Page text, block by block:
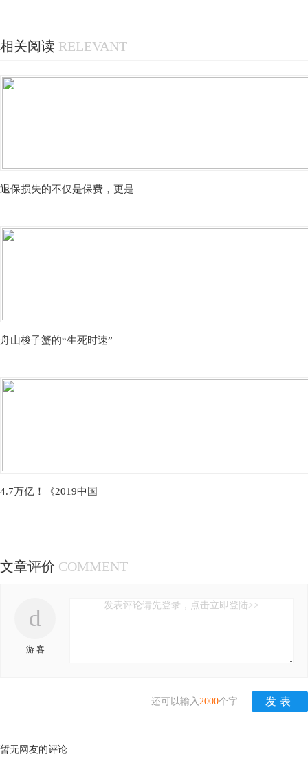
相关阅读 RELEVANT
退保损失的不仅是保费，更是
舟山梭子蟹的“生死时速”
4.7万亿！《2019中国
文章评价 COMMENT
d
游 客
发表评论请先登录，点击立即登陆>>
还可以输入 2000个字
暂无网友的评论